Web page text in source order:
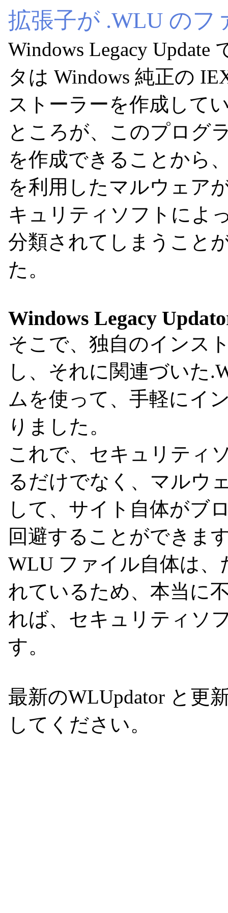
拡張子が .WLU のフ
Windows Legacy
タは Windows 純正の
ストーラーを作成して
ところが、このプログ
を作成できることから
を利用したマルウェア
キュリティソフトによ
分類されてしまうこと
た。
Windows Legacy
そこで、独自のインス
し、それに関連づいた
ムを使って、手軽にイ
りました。
これで、セキュリティ
るだけでなく、マルウ
して、サイト自体がブ
回避することができま
WLU ファイル自体は
れているため、本当に
れば、セキュリティソ
す。
最新のWLUpdator と更
してください。